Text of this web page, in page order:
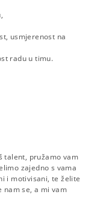
usmjerenost na
radu u timu.
talent, pružamo vam
zajedno s vama
i motivisani, te želite
nam se, a mi vam